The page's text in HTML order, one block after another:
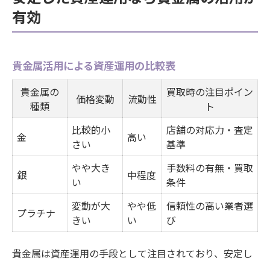
有効
貴金属活用による資産運用の比較表
貴金属の
種類
価格変動 流動性
買取時の注目ポイン
ト
金
比較的小
さい
高い
店舗の対応力・査定
基準
銀
やや大き
い
中程度
手数料の有無・買取
条件
プラチナ
変動が大
きい
やや低
い
信頼性の高い業者選
び
貴金属は資産運用の手段として注目されており、安定し